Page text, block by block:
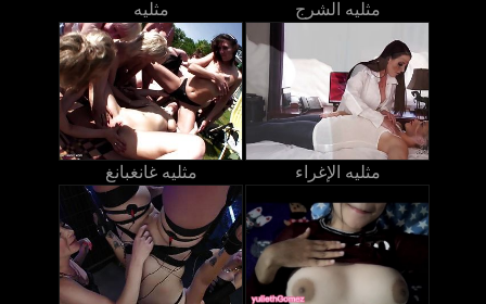
مثليه مثليه الشرج
مثليه غانغبانغ مثليه الإغراء